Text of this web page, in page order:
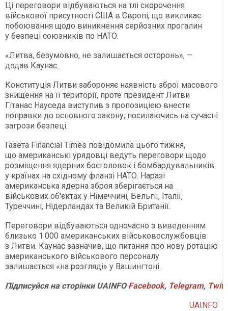
Ці переговори відбуваються на тлі скорочення
військової присутності США в Європі, що викликає
побоювання щодо виникнення серйозних прогалин
у безпеці союзників по НАТО.
«Литва, безумовно, не залишається осторонь», —
додав Каунас.
Конституція Литви забороняє наявність зброї масового
знищення на її території, проте президент Литви
Гітанас Науседа виступив з пропозицією внести
поправки до основного закону, посилаючись на сучасні
загрози безпеці.
Газета Financial Times повідомила цього тижня,
що американські урядовці ведуть переговори щодо
розміщення ядерних боєголовок і бомбардувальників
у країнах на східному фланзі НАТО. Наразі
американська ядерна зброя зберігається на
військових об'єктах у Німеччині, Бельгії, Італії,
Туреччині, Нідерландах та Великій Британії.
Переговори відбуваються одночасно з виведенням
близько 1 000 американських військовослужбовців
з Литви. Каунас зазначив, що питання про нову ротацію
американського військового персоналу
залишається «на розгляді» у Вашингтоні.
ПідписуйсянасторінкиUAINFO Facebook, Telegram,
UAINFO